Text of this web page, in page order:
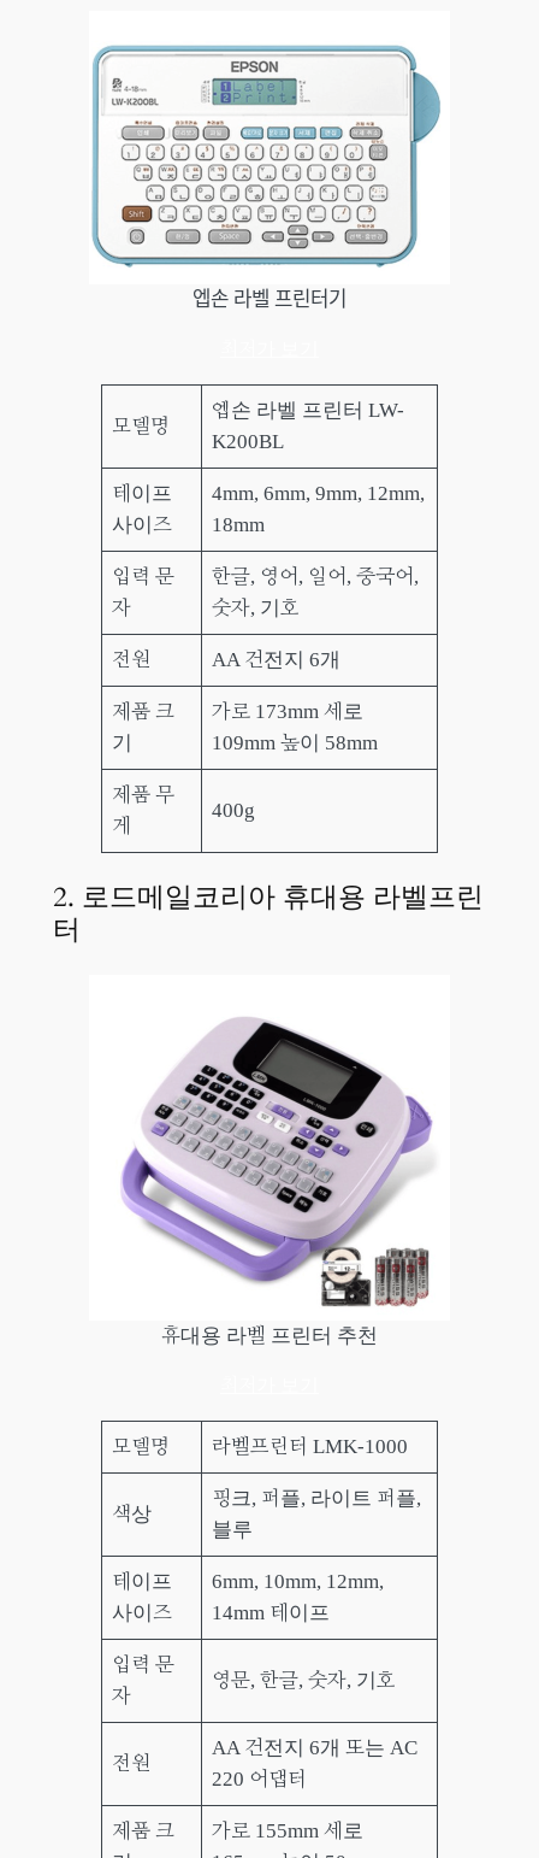
엡손 라벨 프린터기
모델명
엡손 라벨 프린터 LW-
K200BL
테이프
사이즈
4mm, 6mm, 9mm, 12mm,
18mm
입력 문
자
한글, 영어, 일어, 중국어,
숫자, 기호
전원 AA 건전지 6개
제품 크
기
가로 173mm 세로
109mm 높이 58mm
제품 무
게
400g
2. 로드메일코리아 휴대용 라벨프린
터
휴대용 라벨 프린터 추천
모델명 라벨프린터 LMK-1000
색상
핑크, 퍼플, 라이트 퍼플,
블루
테이프
사이즈
6mm, 10mm, 12mm,
14mm 테이프
입력 문
자
영문, 한글, 숫자, 기호
전원
AA 건전지 6개 또는 AC
220 어댑터
제품 크
가로 155mm 세로